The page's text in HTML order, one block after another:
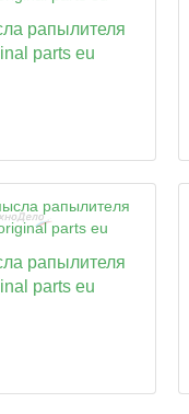
рапылителя
parts eu
рапылителя
parts eu